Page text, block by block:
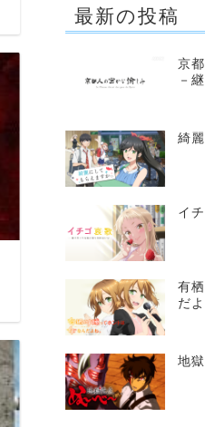
最新の投稿
京
－
綺
イ
有
だよ
地